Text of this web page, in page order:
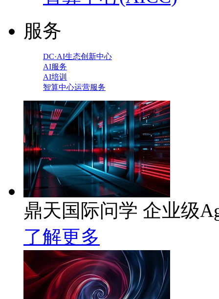
服务
DC·AI生态创新中心
AI服务
AI培训
智算中心运营服务
鼎天国际问学 企业级
了解更多